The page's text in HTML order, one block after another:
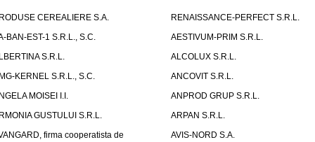
CEREALIERE S.A.
RENAISSANCE-PERFECT S.R.L.
BAN-EST-1 S.R.L., S.C.
AESTIVUM-PRIM S.R.L.
S.R.L.
ALCOLUX S.R.L.
KERNEL S.R.L., S.C.
ANCOVIT S.R.L.
MOISEI I.I.
ANPROD GRUP S.R.L.
GUSTULUI S.R.L.
ARPAN S.R.L.
firma cooperatista de
AVIS-NORD S.A.